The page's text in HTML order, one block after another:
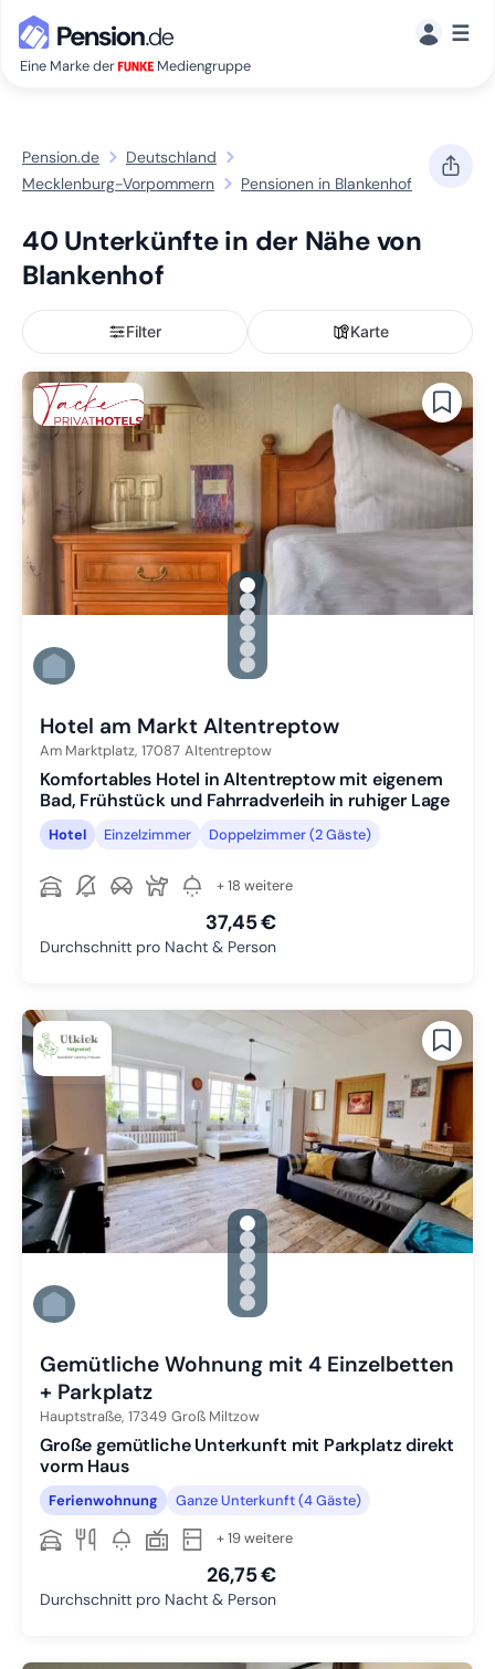
Eine Marke der Mediengruppe
☰
Pension.de
Deutschland
Mecklenburg-Vorpommern
Pensionen in Blankenhof
40 Unterkünfte in der Nähe von
Blankenhof
Filter Karte
gallery.slide_selector
Zu Slide 1 wechseln
Zu Slide 2 wechseln
Zu Slide 3 wechseln
Zu Slide 4 wechseln
Zu Slide 5 wechseln
Zu Slide 6 wechseln
Hotel am Markt Altentreptow
Am Marktplatz, 17087 Altentreptow
Komfortables Hotel in Altentreptow mit eigenem
Bad, Frühstück und Fahrradverleih in ruhiger Lage
Hotel Einzelzimmer Doppelzimmer (2 Gäste)
+ 18 weitere
37,45 €
Durchschnitt pro Nacht & Person
gallery.slide_selector
Zu Slide 1 wechseln
Zu Slide 2 wechseln
Zu Slide 3 wechseln
Zu Slide 4 wechseln
Zu Slide 5 wechseln
Zu Slide 6 wechseln
Gemütliche Wohnung mit 4 Einzelbetten
+ Parkplatz
Hauptstraße, 17349 Groß Miltzow
Große gemütliche Unterkunft mit Parkplatz direkt
vorm Haus
Ferienwohnung Ganze Unterkunft (4 Gäste)
+ 19 weitere
26,75 €
Durchschnitt pro Nacht & Person